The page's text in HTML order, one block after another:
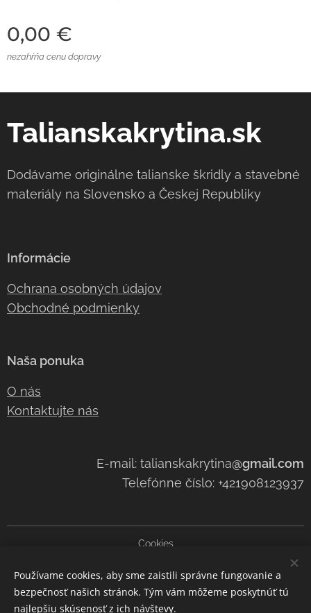
0,00 €
nezahŕňa cenu dopravy
Talianskakrytina.sk
Dodávame originálne talianske škridly a stavebné
materiály na Slovensko a Českej Republiky
Informácie
Ochrana osobných údajov
Obchodné podmienky
Naša ponuka
O nás
Kontaktujte nás
E-mail: talianskakrytina@gmail.com
Telefónne číslo: +421908123937
Cookies
Jazyky
Slovenčina
Čeština Italiano
Používame cookies, aby sme zaistili správne fungovanie a
bezpečnosť našich stránok. Tým vám môžeme poskytnúť tú
najlepšiu skúsenosť z ich návštevy.